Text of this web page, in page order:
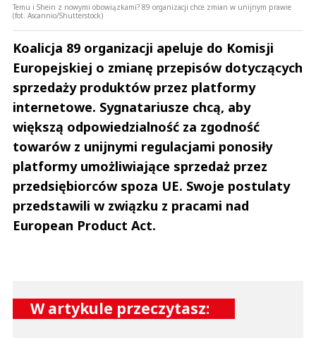
Temu i Shein z nowymi obowiązkami? 89 organizacji chce zmian w unijnym prawie
(fot. Ascannio/Shutterstock)
Koalicja 89 organizacji apeluje do Komisji
Europejskiej o zmianę przepisów dotyczących
sprzedaży produktów przez platformy
internetowe. Sygnatariusze chcą, aby
większą odpowiedzialność za zgodność
towarów z unijnymi regulacjami ponosiły
platformy umożliwiające sprzedaż przez
przedsiębiorców spoza UE. Swoje postulaty
przedstawili w związku z pracami nad
European Product Act.
W artykule przeczytasz: